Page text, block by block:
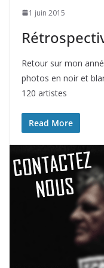
1 juin 2015
Retour sur mon
photos en noir et
120 artistes
Read More